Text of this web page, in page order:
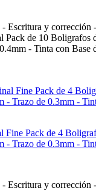
Escritura y corrección
Pack de 10 Boligrafos
- Tinta con Base
Fine Pack de 4
- Trazo de 0.3mm -
Escritura y corrección